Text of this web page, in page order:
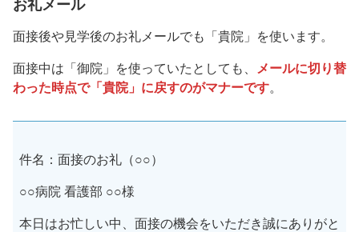
面接後や見学後のお礼メールでも「貴院」を使います。
面接中は「御院」を使っていたとしても、 メールに切り替
わった時点で「貴院」に戻すのがマナーです。
件名：面接のお礼（○○）
○○病院 看護部 ○○様
本日はお忙しい中、面接の機会をいただき誠にありがと